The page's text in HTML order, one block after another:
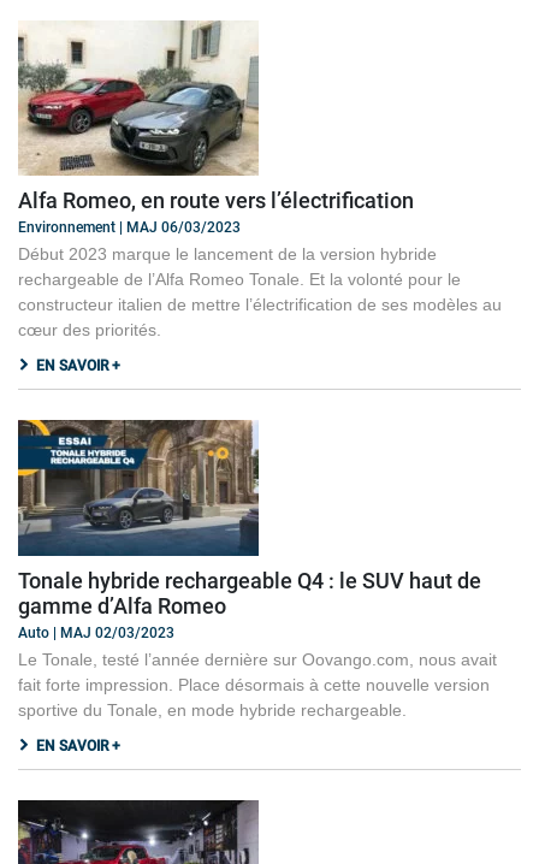
Alfa Romeo, en route vers l’électrification
Environnement | MAJ 06/03/2023
Début 2023 marque le lancement de la version hybride
rechargeable de l’Alfa Romeo Tonale. Et la volonté pour le
constructeur italien de mettre l’électrification de ses modèles au
cœur des priorités.
EN SAVOIR +
Tonale hybride rechargeable Q4 : le SUV haut de
gamme d’Alfa Romeo
Auto | MAJ 02/03/2023
Le Tonale, testé l’année dernière sur Oovango.com, nous avait
fait forte impression. Place désormais à cette nouvelle version
sportive du Tonale, en mode hybride rechargeable.
EN SAVOIR +